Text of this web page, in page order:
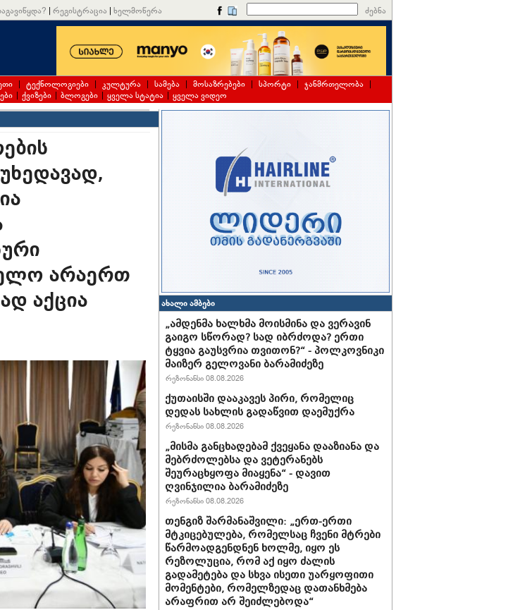
| რეგისტრაცია | ხელმოწერა ძებნა
| ტექნოლოგიები | კულტურა | სამება | მოსაზრებები | სპორტი | ჯანმრთელობა |
| ქვიზები | ბლოგები | ყველა სტატია | ყველა ვიდეო
არაერთ
აქცია
ახალი ამბები
„ამდენმა ხალხმა მოისმინა და ვერავინ
გაიგო სწორად? სად იბრძოდა? ერთი
ტყვია გაუსვრია თვითონ?“ - პოლკოვნიკი
მაიზერ გელოვანი ბარამიძეზე
რეზონანსი 08.08.2026
ქუთაისში დააკავეს პირი, რომელიც
დედას სახლის გადაწვით დაემუქრა
რეზონანსი 08.08.2026
„მისმა განცხადებამ ქვეყანა დააზიანა და
მებრძოლებსა და ვეტერანებს
შეურაცხყოფა მიაყენა“ - დავით
ღვინჯილია ბარამიძეზე
რეზონანსი 08.08.2026
თენგიზ შარმანაშვილი: „ერთ-ერთი
მტკიცებულება, რომელსაც ჩვენი მტრები
წარმოადგენდნენ ხოლმე, იყო ეს
რეზოლუცია, რომ აქ იყო ძალის
გადამეტება და სხვა ისეთი უარყოფითი
მომენტები, რომელზედაც დათანხმება
არაფრით არ შეიძლებოდა“